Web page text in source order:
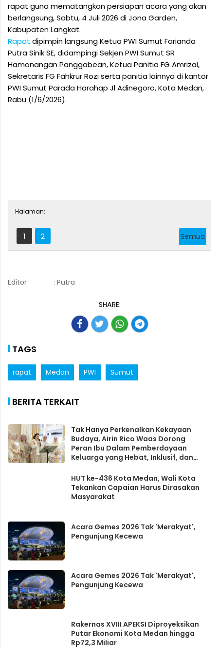
rapat guna mematangkan persiapan acara yang akan
berlangsung, Sabtu, 4 Juli 2026 di Jona Garden,
Kabupaten Langkat.
Rapat dipimpin langsung Ketua PWI Sumut Farianda
Putra Sinik SE, didampingi Sekjen PWI Sumut SR
Hamonangan Panggabean, Ketua Panitia FG Amrizal,
Sekretaris FG Fahkrur Rozi serta panitia lainnya di kantor
PWI Sumut Parada Harahap Jl Adinegoro, Kota Medan,
Rabu (1/6/2026).
Halaman:
1 2 Semua
Editor : Putra
SHARE:
TAGS
rapat Medan PWI Sumut
BERITA TERKAIT
Tak Hanya Perkenalkan Kekayaan
Budaya, Airin Rico Waas Dorong
Peran Ibu Dalam Pemberdayaan
Keluarga yang Hebat, Inklusif, dan
HUT ke-436 Kota Medan, Wali Kota
Tekankan Capaian Harus Dirasakan
Masyarakat
Acara Gemes 2026 Tak 'Merakyat',
Pengunjung Kecewa
Acara Gemes 2026 Tak 'Merakyat',
Pengunjung Kecewa
Rakernas XVIII APEKSI Diproyeksikan
Putar Ekonomi Kota Medan hingga
Rp72,3 Miliar